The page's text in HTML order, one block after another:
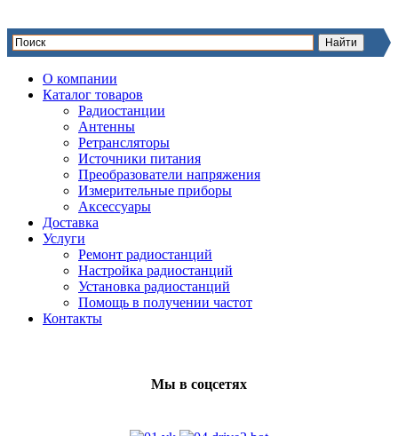
О компании
Каталог товаров
Радиостанции
Антенны
Ретрансляторы
Источники питания
Преобразователи напряжения
Измерительные приборы
Аксессуары
Доставка
Услуги
Ремонт радиостанций
Настройка радиостанций
Установка радиостанций
Помощь в получении частот
Контакты
Мы в соцсетях